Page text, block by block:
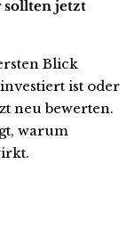
sollten jetzt
Blick
ist oder
neu bewerten.
warum